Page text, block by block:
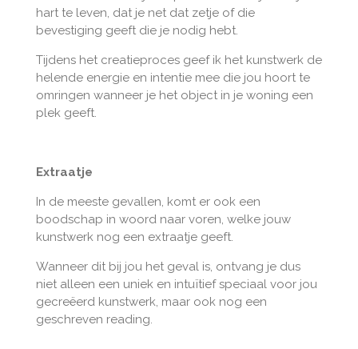
hart te leven, dat je net dat zetje of die
bevestiging geeft die je nodig hebt.
Tijdens het creatieproces geef ik het kunstwerk de
helende energie en intentie mee die jou hoort te
omringen wanneer je het object in je woning een
plek geeft.
Extraatje
In de meeste gevallen, komt er ook een
boodschap in woord naar voren, welke jouw
kunstwerk nog een extraatje geeft.
Wanneer dit bij jou het geval is, ontvang je dus
niet alleen een uniek en intuïtief speciaal voor jou
gecreëerd kunstwerk, maar ook nog een
geschreven reading.